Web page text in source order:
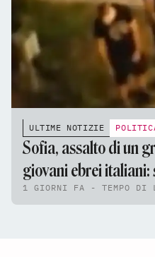
ULTIME NOTIZIE
Sofia, assalto di un
giovani ebrei
1 GIORNI FA - TEMPO DI